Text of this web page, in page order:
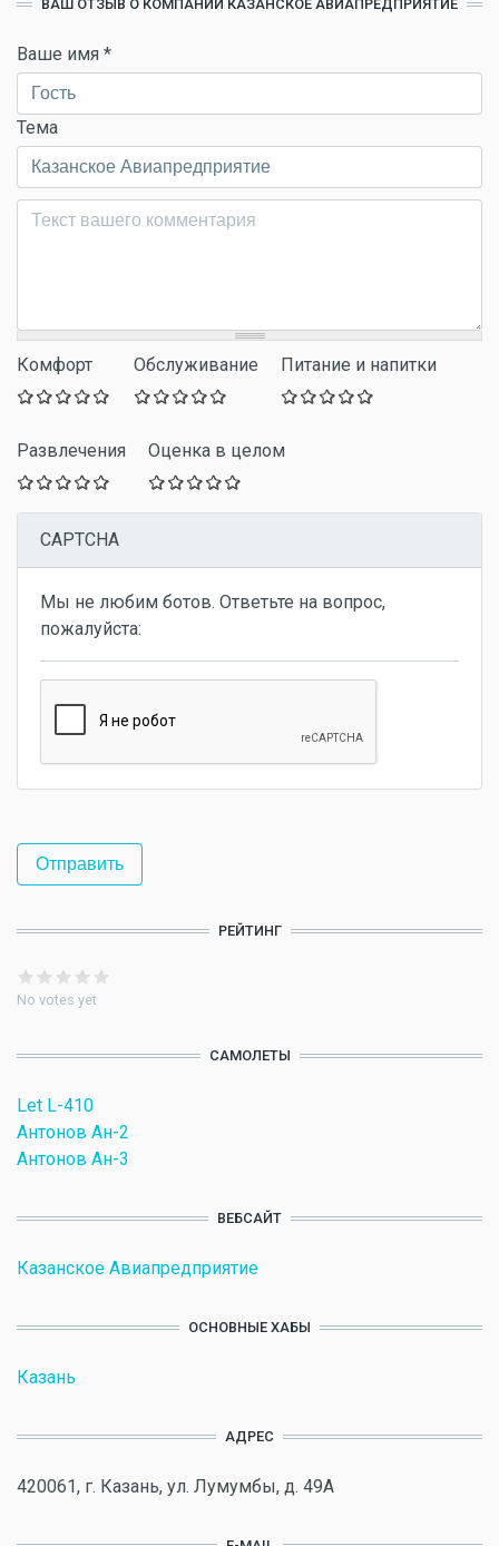
ВАШ ОТЗЫВ О КОМПАНИИ КАЗАНСКОЕ АВИАПРЕДПРИЯТИЕ
Ваше имя *
Тема
Комментарий*
Комфорт Обслуживание Питание и напитки
Развлечения Оценка в целом
CAPTCHA
Мы не любим ботов. Ответьте на вопрос,
пожалуйста:
РЕЙТИНГ
No votes yet
САМОЛЕТЫ
Let L-410
Антонов Ан-2
Антонов Ан-3
ВЕБСАЙТ
Казанское Авиапредприятие
ОСНОВНЫЕ ХАБЫ
Казань
АДРЕС
420061, г. Казань, ул. Лумумбы, д. 49А